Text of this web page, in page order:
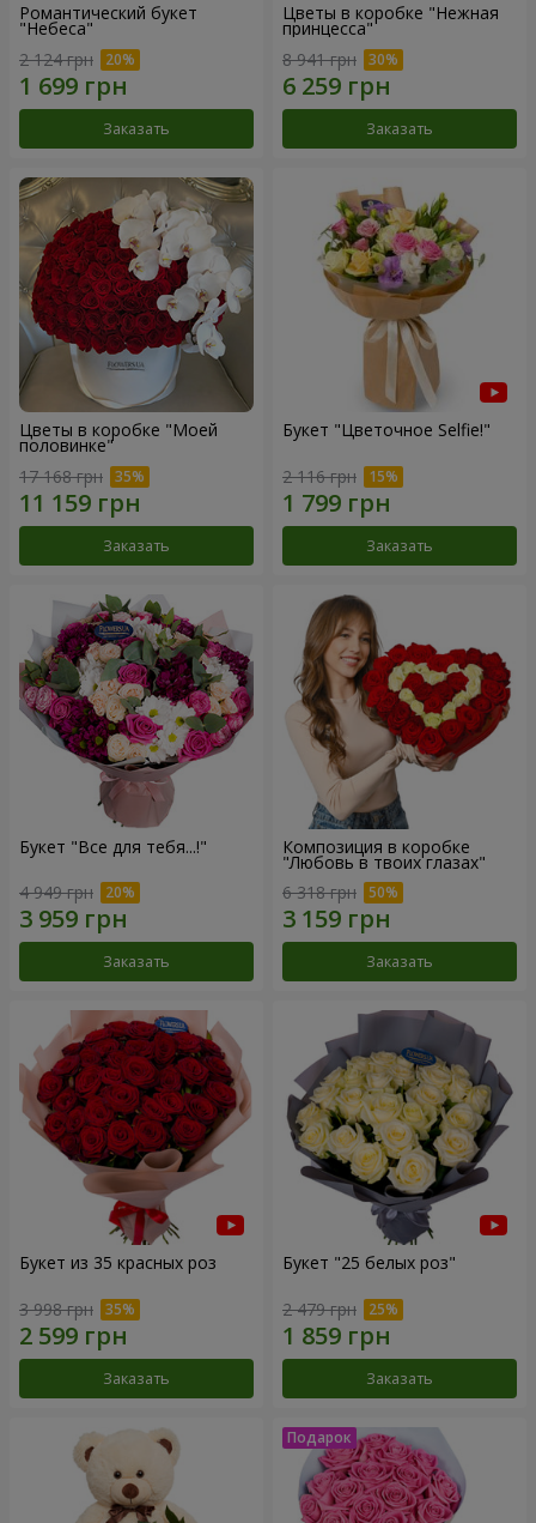
Романтический букет
"Небеса"
2 124 грн
Заказать
Цветы в коробке "Нежная
принцесса"
8 941 грн
Заказать
Цветы в коробке "Моей
половинке"
17 168 грн
Заказать
Букет "Цветочное Selfie!"
2 116 грн
Заказать
Букет "Все для тебя...!"
4 949 грн
Заказать
Композиция в коробке
"Любовь в твоих глазах"
6 318 грн
Заказать
Букет из 35 красных роз
3 998 грн
Заказать
Букет "25 белых роз"
2 479 грн
Заказать